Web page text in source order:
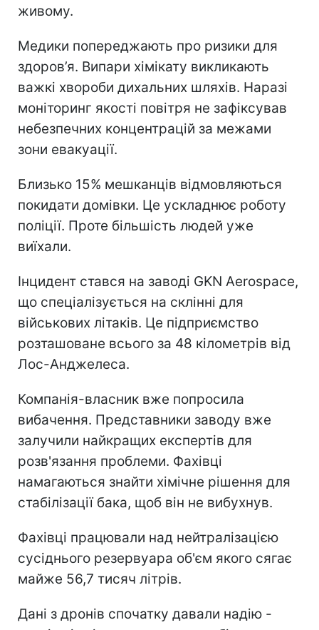
живому.
Медики попереджають про ризики для
здоров’я. Випари хімікату викликають
важкі хвороби дихальних шляхів. Наразі
моніторинг якості повітря не зафіксував
небезпечних концентрацій за межами
зони евакуації.
Близько 15% мешканців відмовляються
покидати домівки. Це ускладнює роботу
поліції. Проте більшість людей уже
виїхали.
Інцидент стався на заводі GKN Aerospace,
що спеціалізується на склінні для
військових літаків. Це підприємство
розташоване всього за 48 кілометрів від
Лос-Анджелеса.
Компанія-власник вже попросила
вибачення. Представники заводу вже
залучили найкращих експертів для
розв'язання проблеми. Фахівці
намагаються знайти хімічне рішення для
стабілізації бака, щоб він не вибухнув.
Фахівці працювали над нейтралізацією
сусіднього резервуара об'єм якого сягає
майже 56,7 тисяч літрів.
Дані з дронів спочатку давали надію -